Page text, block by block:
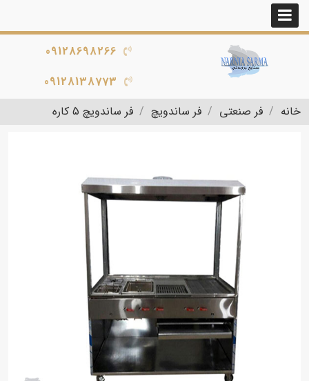
09128698266
09128138773
خانه
فر صنعتی فر ساندویچ فر ساندویچ 5 کاره